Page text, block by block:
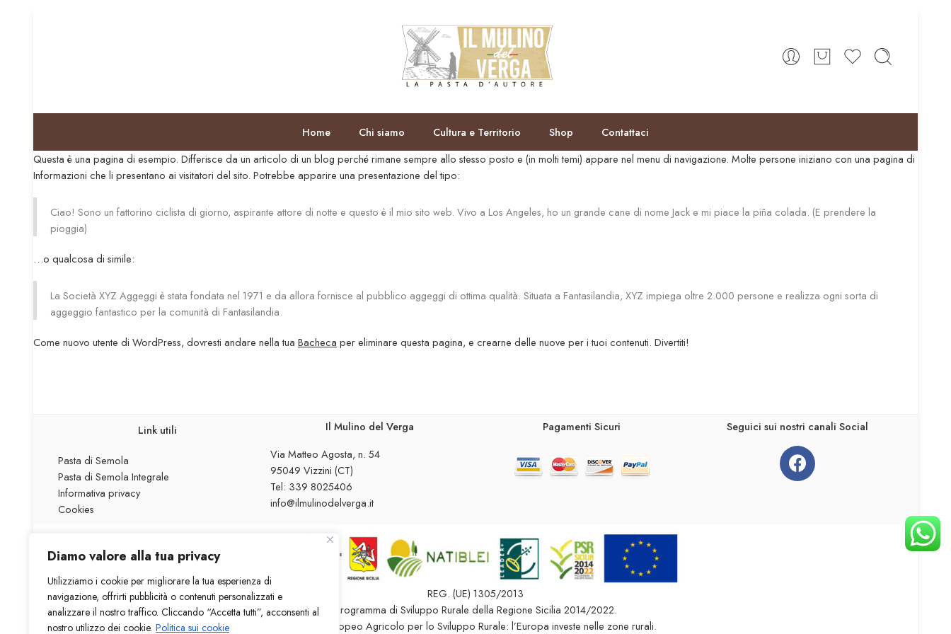
Diamo valore alla tua privacy
Utilizziamo i cookie per migliorare la tua esperienza di
navigazione, offrirti pubblicità o contenuti personalizzati e
analizzare il nostro traffico. Cliccando “Accetta tutti”, acconsenti al
nostro utilizzo dei cookie. Politica sui cookie
Home Chi siamo Cultura e Territorio Shop
Contattaci
Questa è una pagina di esempio. Differisce da un articolo di un blog perché rimane sempre allo stesso posto e (in molti temi) appare nel menu di navigazione. Molte persone iniziano con una pagina di
Informazioni che li presentano ai visitatori del sito. Potrebbe apparire una presentazione del tipo:
Ciao! Sono un fattorino ciclista di giorno, aspirante attore di notte e questo è il mio sito web. Vivo a Los Angeles, ho un grande cane di nome Jack e mi piace la piña colada. (E prendere la
pioggia)
…o qualcosa di simile:
La Società XYZ Aggeggi è stata fondata nel 1971 e da allora fornisce al pubblico aggeggi di ottima qualità. Situata a Fantasilandia, XYZ impiega oltre 2.000 persone e realizza ogni sorta di
aggeggio fantastico per la comunità di Fantasilandia.
Come nuovo utente di WordPress, dovresti andare nella tua Bacheca per eliminare questa pagina, e crearne delle nuove per i tuoi contenuti. Divertiti!
Link utili
Pasta di Semola
Pasta di Semola Integrale
Informativa privacy
Cookies
Il Mulino del Verga
Via Matteo Agosta, n. 54
95049 Vizzini (CT)
Tel: 339 8025406
info@ilmulinodelverga.it
Pagamenti Sicuri Seguici sui nostri canali Social
REG. (UE) 1305/2013
Programma di Sviluppo Rurale della Regione Sicilia 2014/2022.
Fondo Europeo Agricolo per lo Sviluppo Rurale: l’Europa investe nelle zone rurali.